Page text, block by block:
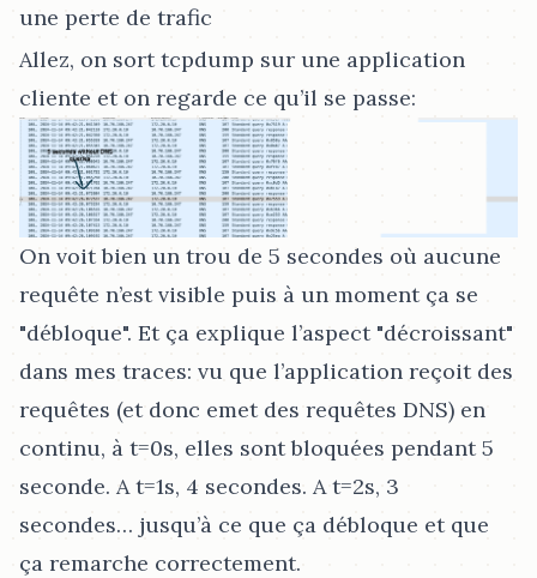
une perte de trafic
Allez, on sort tcpdump sur une application
cliente et on regarde ce qu’il se passe:
On voit bien un trou de 5 secondes où aucune
requête n’est visible puis à un moment ça se
"débloque". Et ça explique l’aspect "décroissant"
dans mes traces: vu que l’application reçoit des
requêtes (et donc emet des requêtes DNS) en
continu, à t=0s, elles sont bloquées pendant 5
seconde. A t=1s, 4 secondes. A t=2s, 3
secondes…​ jusqu’à ce que ça débloque et que
ça remarche correctement.